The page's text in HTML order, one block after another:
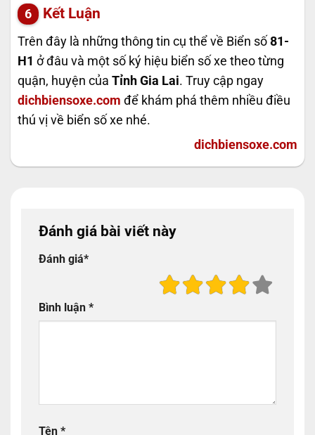
Kết Luận
Trên đây là những thông tin cụ thể về Biển số 81-
H1 ở đâu và một số ký hiệu biển số xe theo từng
quận, huyện của Tỉnh Gia Lai. Truy cập ngay
dichbiensoxe.com để khám phá thêm nhiều điều
thú vị về biển số xe nhé.
dichbiensoxe.com
Đánh giá bài viết này
Đánh giá*
Bình luận *
Tên *